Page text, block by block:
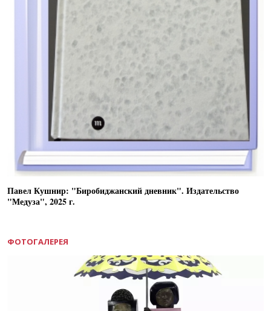
Павел Кушнир: "Биробиджанский дневник". Издательство
"Медуза", 2025 г.
ФОТОГАЛЕРЕЯ